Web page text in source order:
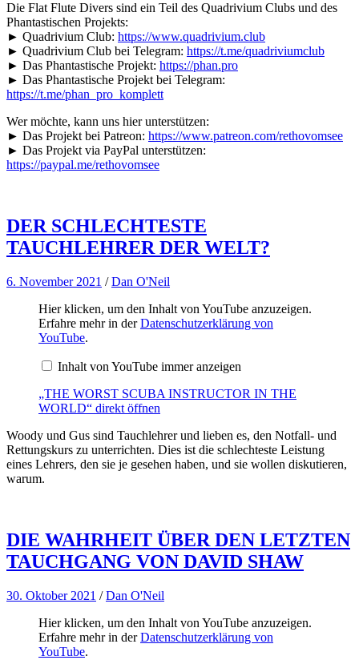
anzeigen
Die Flat Flute Divers sind ein Teil des Quadrivium Clubs und des
Phantastischen Projekts:
► Quadrivium Club: https://www.quadrivium.club
► Quadrivium Club bei Telegram: https://t.me/quadriviumclub
► Das Phantastische Projekt: https://phan.pro
► Das Phantastische Projekt bei Telegram:
https://t.me/phan_pro_komplett
Wer möchte, kann uns hier unterstützen:
► Das Projekt bei Patreon: https://www.patreon.com/rethovomsee
► Das Projekt via PayPal unterstützen:
https://paypal.me/rethovomsee
DER SCHLECHTESTE
TAUCHLEHRER DER WELT?
6. November 2021 /Dan O'Neil
„THE
WORST
SCUBA
INSTRUCTOR
THE
von
YouTube
anzeigen
Hier klicken, um den Inhalt von YouTube anzuzeigen.
Erfahre mehr in derDatenschutzerklärung von
YouTube.
Inhalt von YouTube immer anzeigen
„THE WORST SCUBA INSTRUCTOR IN THE
WORLD“ direkt öffnen
Woody und Gus sind Tauchlehrer und lieben es, den Notfall- und
Rettungskurs zu unterrichten. Dies ist die schlechteste Leistung
eines Lehrers, den sie je gesehen haben, und sie wollen diskutieren,
warum.
DIE WAHRHEIT ÜBER DEN LETZTEN
TAUCHGANG VON DAVID SHAW
30. Oktober 2021 /Dan O'Neil
„THE
TRUTH
ABOUT
THE
Hier klicken, um den Inhalt von YouTube anzuzeigen.
Erfahre mehr in derDatenschutzerklärung von
YouTube.